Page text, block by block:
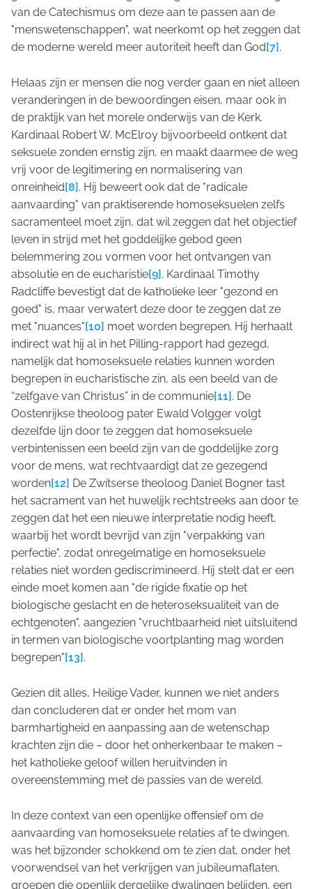
van de Catechismus om deze aan te passen aan de
"menswetenschappen", wat neerkomt op het zeggen dat
de moderne wereld meer autoriteit heeft dan God[7].
Helaas zijn er mensen die nog verder gaan en niet alleen
veranderingen in de bewoordingen eisen, maar ook in
de praktijk van het morele onderwijs van de Kerk.
Kardinaal Robert W. McElroy bijvoorbeeld ontkent dat
seksuele zonden ernstig zijn, en maakt daarmee de weg
vrij voor de legitimering en normalisering van
onreinheid[8]. Hij beweert ook dat de "radicale
aanvaarding" van praktiserende homoseksuelen zelfs
sacramenteel moet zijn, dat wil zeggen dat het objectief
leven in strijd met het goddelijke gebod geen
belemmering zou vormen voor het ontvangen van
absolutie en de eucharistie[9]. Kardinaal Timothy
Radcliffe bevestigt dat de katholieke leer "gezond en
goed" is, maar verwatert deze door te zeggen dat ze
met "nuances"[10] moet worden begrepen. Hij herhaalt
indirect wat hij al in het Pilling-rapport had gezegd,
namelijk dat homoseksuele relaties kunnen worden
begrepen in eucharistische zin, als een beeld van de
“zelfgave van Christus” in de communie[11]. De
Oostenrijkse theoloog pater Ewald Volgger volgt
dezelfde lijn door te zeggen dat homoseksuele
verbintenissen een beeld zijn van de goddelijke zorg
voor de mens, wat rechtvaardigt dat ze gezegend
worden[12] De Zwitserse theoloog Daniel Bogner tast
het sacrament van het huwelijk rechtstreeks aan door te
zeggen dat het een nieuwe interpretatie nodig heeft,
waarbij het wordt bevrijd van zijn "verpakking van
perfectie", zodat onregelmatige en homoseksuele
relaties niet worden gediscrimineerd. Hij stelt dat er een
einde moet komen aan "de rigide fixatie op het
biologische geslacht en de heteroseksualiteit van de
echtgenoten", aangezien "vruchtbaarheid niet uitsluitend
in termen van biologische voortplanting mag worden
begrepen"[13].
Gezien dit alles, Heilige Vader, kunnen we niet anders
dan concluderen dat er onder het mom van
barmhartigheid en aanpassing aan de wetenschap
krachten zijn die – door het onherkenbaar te maken –
het katholieke geloof willen heruitvinden in
overeenstemming met de passies van de wereld.
In deze context van een openlijke offensief om de
aanvaarding van homoseksuele relaties af te dwingen,
was het bijzonder schokkend om te zien dat, onder het
voorwendsel van het verkrijgen van jubileumaflaten,
groepen die openlijk dergelijke dwalingen belijden, een